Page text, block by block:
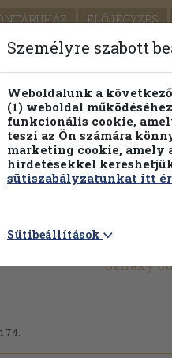
ELŐJEGYZÉS
PILLANATNYI ÁRAINK
Sziráky
74.
Személyre szabott
Weboldalunk a
(1) weboldal
funkcionális cookie,
teszi az Ön számára
marketing cookie, amely
hirdetésekkel
sütiszabályzatunkat itt
Sütibeállítások